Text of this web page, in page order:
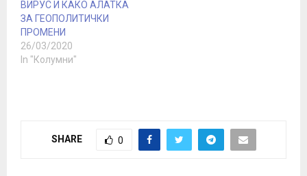
ВИРУС И КАКО АЛАТКА
ЗА ГЕОПОЛИТИЧКИ
ПРОМЕНИ
26/03/2020
In "Колумни"
SHARE 0